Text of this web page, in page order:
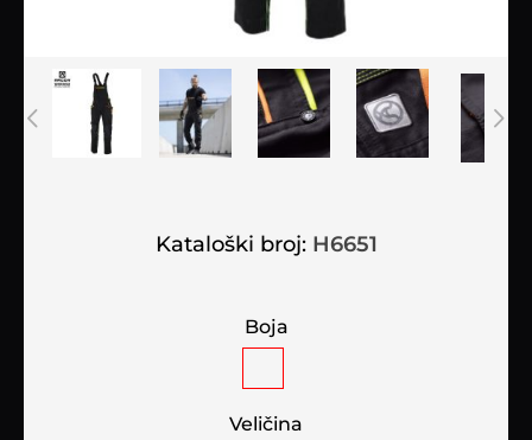
Kataloški broj: H6651
Boja
Veličina